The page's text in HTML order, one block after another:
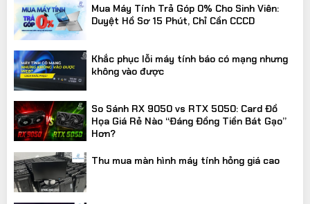
Mua Máy Tính Trả Góp 0% Cho Sinh Viên:
Duyệt Hồ Sơ 15 Phút, Chỉ Cần CCCD
Khắc phục lỗi máy tính báo có mạng nhưng
không vào được
So Sánh RX 9050 vs RTX 5050: Card Đồ
Họa Giá Rẻ Nào “Đáng Đồng Tiền Bát Gạo”
Hơn?
Thu mua màn hình máy tính hỏng giá cao